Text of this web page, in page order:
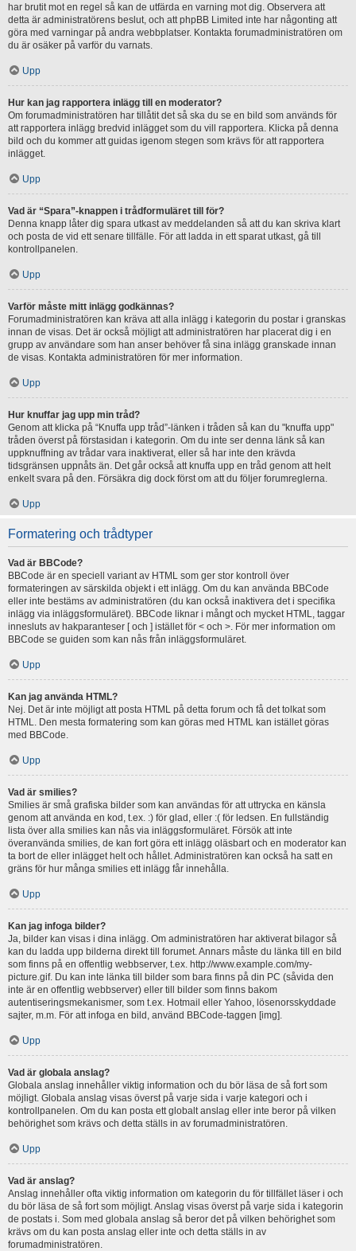
har brutit mot en regel så kan de utfärda en varning mot dig. Observera att
detta är administratörens beslut, och att phpBB Limited inte har någonting att
göra med varningar på andra webbplatser. Kontakta forumadministratören om
du är osäker på varför du varnats.
Upp
Hur kan jag rapportera inlägg till en moderator?
Om forumadministratören har tillåtit det så ska du se en bild som används för
att rapportera inlägg bredvid inlägget som du vill rapportera. Klicka på denna
bild och du kommer att guidas igenom stegen som krävs för att rapportera
inlägget.
Upp
Vad är “Spara”-knappen i trådformuläret till för?
Denna knapp låter dig spara utkast av meddelanden så att du kan skriva klart
och posta de vid ett senare tillfälle. För att ladda in ett sparat utkast, gå till
kontrollpanelen.
Upp
Varför måste mitt inlägg godkännas?
Forumadministratören kan kräva att alla inlägg i kategorin du postar i granskas
innan de visas. Det är också möjligt att administratören har placerat dig i en
grupp av användare som han anser behöver få sina inlägg granskade innan
de visas. Kontakta administratören för mer information.
Upp
Hur knuffar jag upp min tråd?
Genom att klicka på “Knuffa upp tråd”-länken i tråden så kan du "knuffa upp"
tråden överst på förstasidan i kategorin. Om du inte ser denna länk så kan
uppknuffning av trådar vara inaktiverat, eller så har inte den krävda
tidsgränsen uppnåts än. Det går också att knuffa upp en tråd genom att helt
enkelt svara på den. Försäkra dig dock först om att du följer forumreglerna.
Upp
Formatering och trådtyper
Vad är BBCode?
BBCode är en speciell variant av HTML som ger stor kontroll över
formateringen av särskilda objekt i ett inlägg. Om du kan använda BBCode
eller inte bestäms av administratören (du kan också inaktivera det i specifika
inlägg via inläggsformuläret). BBCode liknar i mångt och mycket HTML, taggar
innesluts av hakparanteser [ och ] istället för < och >. För mer information om
BBCode se guiden som kan nås från inläggsformuläret.
Upp
Kan jag använda HTML?
Nej. Det är inte möjligt att posta HTML på detta forum och få det tolkat som
HTML. Den mesta formatering som kan göras med HTML kan istället göras
med BBCode.
Upp
Vad är smilies?
Smilies är små grafiska bilder som kan användas för att uttrycka en känsla
genom att använda en kod, t.ex. :) för glad, eller :( för ledsen. En fullständig
lista över alla smilies kan nås via inläggsformuläret. Försök att inte
överanvända smilies, de kan fort göra ett inlägg oläsbart och en moderator kan
ta bort de eller inlägget helt och hållet. Administratören kan också ha satt en
gräns för hur många smilies ett inlägg får innehålla.
Upp
Kan jag infoga bilder?
Ja, bilder kan visas i dina inlägg. Om administratören har aktiverat bilagor så
kan du ladda upp bilderna direkt till forumet. Annars måste du länka till en bild
som finns på en offentlig webbserver, t.ex. http://www.example.com/my-
picture.gif. Du kan inte länka till bilder som bara finns på din PC (såvida den
inte är en offentlig webbserver) eller till bilder som finns bakom
autentiseringsmekanismer, som t.ex. Hotmail eller Yahoo, lösenorsskyddade
sajter, m.m. För att infoga en bild, använd BBCode-taggen [img].
Upp
Vad är globala anslag?
Globala anslag innehåller viktig information och du bör läsa de så fort som
möjligt. Globala anslag visas överst på varje sida i varje kategori och i
kontrollpanelen. Om du kan posta ett globalt anslag eller inte beror på vilken
behörighet som krävs och detta ställs in av forumadministratören.
Upp
Vad är anslag?
Anslag innehåller ofta viktig information om kategorin du för tillfället läser i och
du bör läsa de så fort som möjligt. Anslag visas överst på varje sida i kategorin
de postats i. Som med globala anslag så beror det på vilken behörighet som
krävs om du kan posta anslag eller inte och detta ställs in av
forumadministratören.